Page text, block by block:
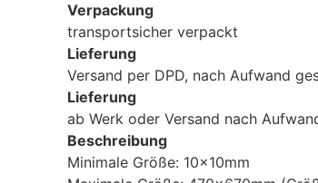
Verpackung
transportsicher verpackt
Lieferung
Versand per DPD, nach Aufwand
Lieferung
ab Werk oder Versand nach
Beschreibung
Minimale Größe: 10x10mm